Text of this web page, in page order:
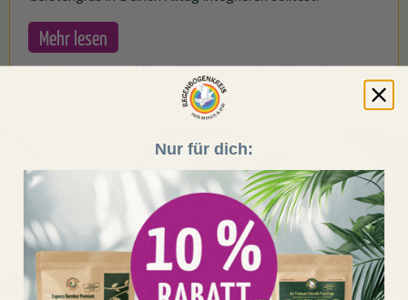
Mehr lesen
Tags:Gerstengras,Chlorophyll,Beta-Karotin,Kalzium,Eisen
Erfahre hier, wie wir bereits
Nur für dich: